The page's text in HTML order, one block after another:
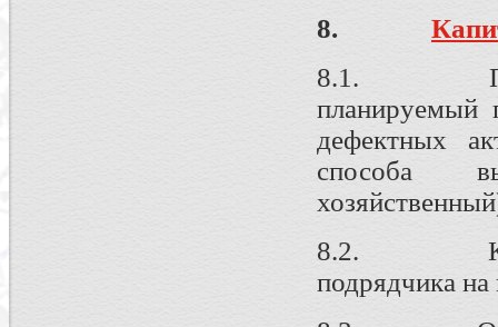
8.
8.1.
планируемый
дефектных
способа
8.2.
подрядчика